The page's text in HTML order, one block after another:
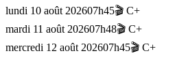
lundi 10 août 202607h45🎬 C+
mardi 11 août 202607h48🎬 C+
mercredi 12 août 202607h45🎬 C+